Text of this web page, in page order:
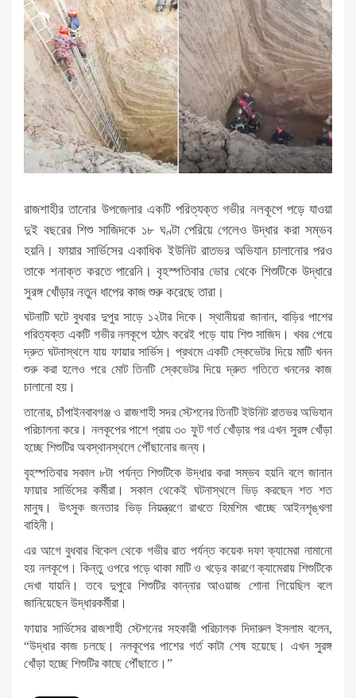
রাজশাহীর তানোর উপজেলার একটি পরিত্যক্ত গভীর নলকূপে পড়ে যাওয়া
দুই বছরের শিশু সাজিদকে ১৮ ঘণ্টা পেরিয়ে গেলেও উদ্ধার করা সম্ভব
হয়নি। ফায়ার সার্ভিসের একাধিক ইউনিট রাতভর অভিযান চালানোর পরও
তাকে শনাক্ত করতে পারেনি। বৃহস্পতিবার ভোর থেকে শিশুটিকে উদ্ধারে
সুরঙ্গ খোঁড়ার নতুন ধাপের কাজ শুরু করেছে তারা।
ঘটনাটি ঘটে বুধবার দুপুর সাড়ে ১২টার দিকে। স্থানীয়রা জানান, বাড়ির পাশের
পরিত্যক্ত একটি গভীর নলকূপে হঠাৎ করেই পড়ে যায় শিশু সাজিদ। খবর পেয়ে
দ্রুত ঘটনাস্থলে যায় ফায়ার সার্ভিস। প্রথমে একটি স্কেভেটর দিয়ে মাটি খনন
শুরু করা হলেও পরে মোট তিনটি স্কেভেটর দিয়ে দ্রুত গতিতে খননের কাজ
চালানো হয়।
তানোর, চাঁপাইনবাবগঞ্জ ও রাজশাহী সদর স্টেশনের তিনটি ইউনিট রাতভর অভিযান
পরিচালনা করে। নলকূপের পাশে প্রায় ৩০ ফুট গর্ত খোঁড়ার পর এখন সুরঙ্গ খোঁড়া
হচ্ছে শিশুটির অবস্থানস্থলে পৌঁছানোর জন্য।
বৃহস্পতিবার সকাল ৮টা পর্যন্ত শিশুটিকে উদ্ধার করা সম্ভব হয়নি বলে জানান
ফায়ার সার্ভিসের কর্মীরা। সকাল থেকেই ঘটনাস্থলে ভিড় করছেন শত শত
মানুষ। উৎসুক জনতার ভিড় নিয়ন্ত্রণে রাখতে হিমশিম খাচ্ছে আইনশৃঙ্খলা
বাহিনী।
এর আগে বুধবার বিকেল থেকে গভীর রাত পর্যন্ত কয়েক দফা ক্যামেরা নামানো
হয় নলকূপে। কিন্তু ওপরে পড়ে থাকা মাটি ও খড়ের কারণে ক্যামেরায় শিশুটিকে
দেখা যায়নি। তবে দুপুরে শিশুটির কান্নার আওয়াজ শোনা গিয়েছিল বলে
জানিয়েছেন উদ্ধারকর্মীরা।
ফায়ার সার্ভিসের রাজশাহী স্টেশনের সহকারী পরিচালক দিদারুল ইসলাম বলেন,
“উদ্ধার কাজ চলছে। নলকূপের পাশের গর্ত কাটা শেষ হয়েছে। এখন সুরঙ্গ
খোঁড়া হচ্ছে শিশুটির কাছে পৌঁছাতে।”